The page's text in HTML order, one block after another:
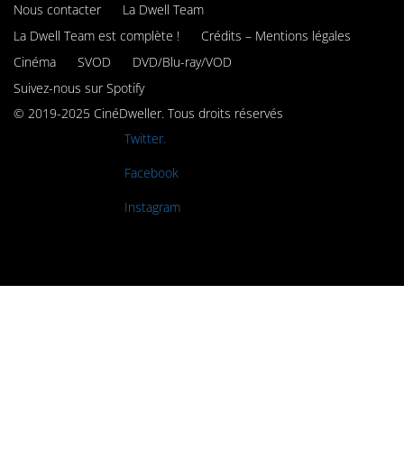
Nous contacter
La Dwell Team
La Dwell Team est complète !
Crédits – Mentions légales
Cinéma
SVOD
DVD/Blu-ray/VOD
Suivez-nous sur Spotify
© 2019-2025 CinéDweller. Tous droits réservés
Twitter.
Facebook
Instagram